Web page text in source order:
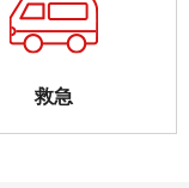
救急